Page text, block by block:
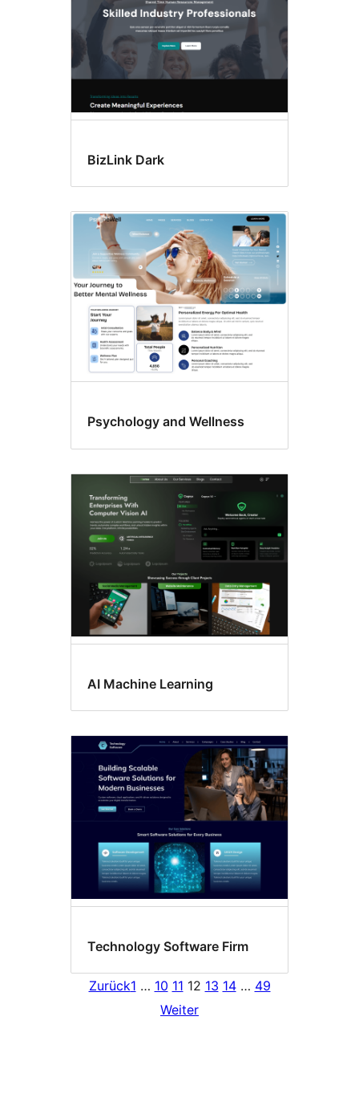
BizLink Dark
Psychology and Wellness
AI Machine Learning
Technology Software Firm
Zurück1 … 10 11 12 13 14 … 49
Weiter